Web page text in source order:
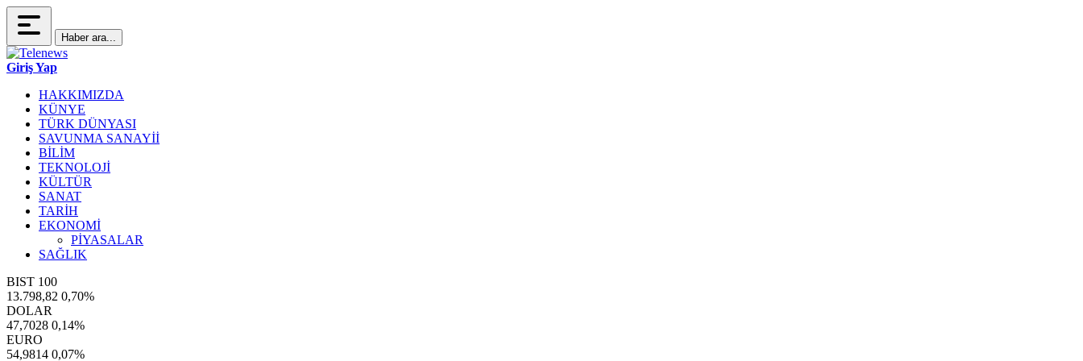
Haber ara...
Giriş Yap
HAKKIMIZDA
KÜNYE
TÜRK DÜNYASI
SAVUNMA SANAYİİ
BİLİM
TEKNOLOJİ
KÜLTÜR
SANAT
TARİH
EKONOMİ
PİYASALAR
SAĞLIK
BIST 100
13.798,82 0,70%
DOLAR
47,7028 0,14%
EURO
54,9814 0,07%